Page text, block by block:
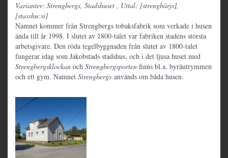
Varianter: Strengbergs, Stadshuset , Uttal: [strengbärjs],
[stasshu:si]
Namnet kommer från Strengbergs tobaksfabrik som verkade i husen
ända till år 1998. I slutet av 1800-talet var fabriken stadens största
arbetsgivare. Den röda tegelbyggnaden från slutet av 1800-talet
fungerar idag som Jakobstads stadshus, och i det ljusa huset med
Strengbergsklockan och Strengbergsporten finns bl.a. byråutrymmen
och ett gym. Namnet Strengbergs används om båda husen.